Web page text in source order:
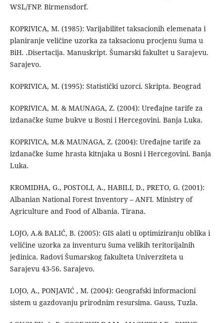
WSL/FNP. Birmensdorf.
KOPRIVICA, M. (1985): Varijabilitet taksacionih elemenata i
planiranje veličine uzorka za taksacionu procjenu šuma u
BiH. .Disertacija. Manuskript. Šumarski fakultet u Sarajevu.
Sarajevo.
KOPRIVICA, M. (1995): Statistički uzorci. Skripta. Beograd
KOPRIVICA, M. & MAUNAGA, Z. (2004): Uređajne tarife za
izdanačke šume bukve u Bosni i Hercegovini. Banja Luka.
KOPRIVICA, M.& MAUNAGA, Z. (2004): Uređajne tarife za
izdanačke šume hrasta kitnjaka u Bosni i Hercegovini. Banja
Luka.
KROMIDHA, G., POSTOLI, A., HABILI, D., PRETO, G. (2001):
Albanian National Forest Inventory – ANFI. Ministry of
Agriculture and Food of Albania. Tirana.
LOJO, A.& BALIĆ, B. (2005): GIS alati u optimiziranju oblika i
veličine uzorka za inventuru šuma velikih teritorijalnih
jedinica. Radovi Šumarskog fakulteta Univerziteta u
Sarajevu 43-56. Sarajevo.
LOJO, A., PONJAVIĆ , M. (2004): Geografski informacioni
sistem u gazdovanju prirodnim resursima. Gauss, Tuzla.